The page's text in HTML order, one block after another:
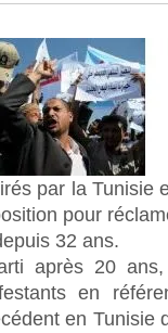
par la Tunisie
pour
32 ans.
après 20
en
en Tunisie